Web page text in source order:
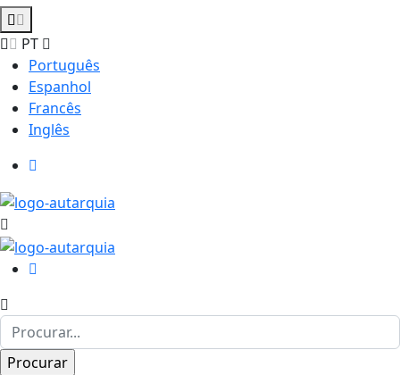
PT
Português
Espanhol
Francês
Inglês